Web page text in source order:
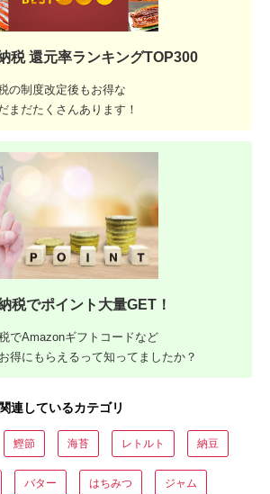
税 還元率ランキングTOP300
の制度改定後もお得な
まだたくさんあります！
税でポイント大量GET！
でAmazonギフトコードなど
得にもらえるって知ってましたか？
連しているカテゴリ
鰹節 海苔 レトルト 納豆
バター はちみつ ジャム